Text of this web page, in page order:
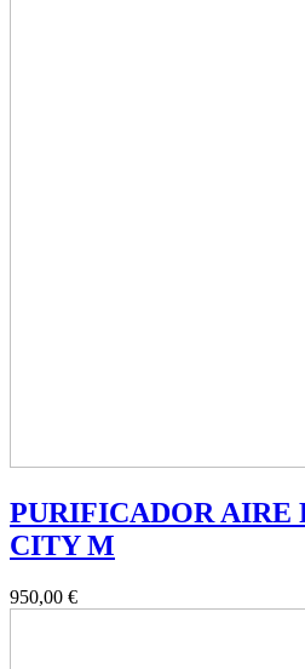
PURIFICADOR AIRE
CITY M
950,00 €